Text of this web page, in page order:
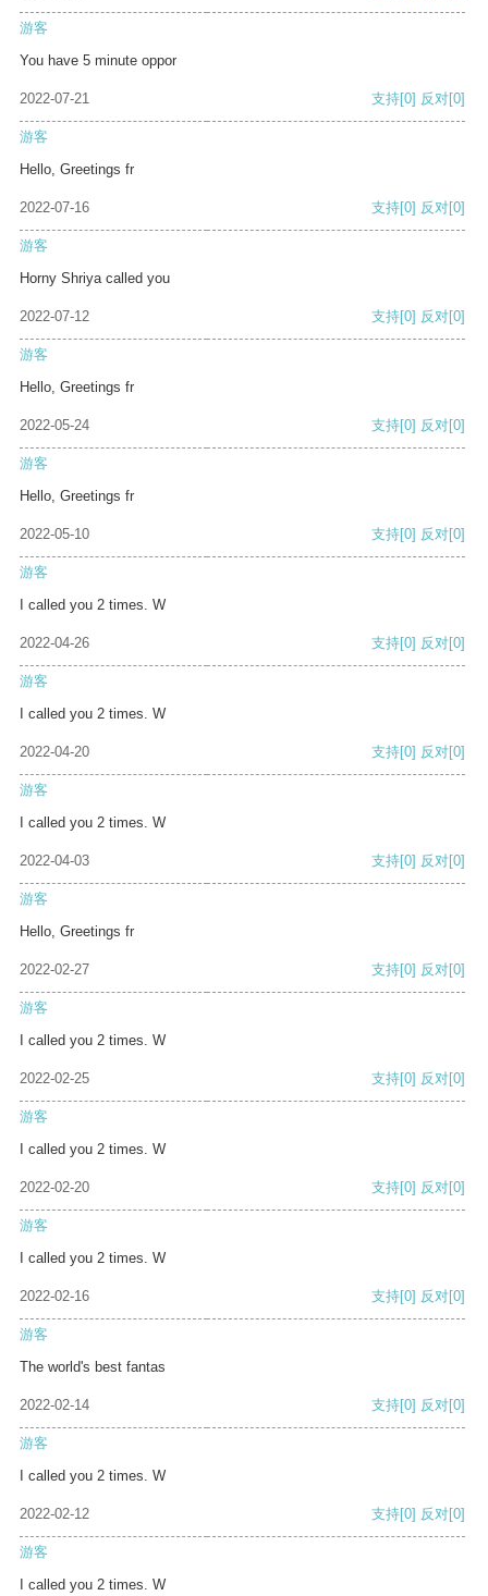
游客
You have 5 minute oppor
2022-07-21 支持[0] 反对[0]
游客
Hello, Greetings fr
2022-07-16 支持[0] 反对[0]
游客
Horny Shriya called you
2022-07-12 支持[0] 反对[0]
游客
Hello, Greetings fr
2022-05-24 支持[0] 反对[0]
游客
Hello, Greetings fr
2022-05-10 支持[0] 反对[0]
游客
I called you 2 times. W
2022-04-26 支持[0] 反对[0]
游客
I called you 2 times. W
2022-04-20 支持[0] 反对[0]
游客
I called you 2 times. W
2022-04-03 支持[0] 反对[0]
游客
Hello, Greetings fr
2022-02-27 支持[0] 反对[0]
游客
I called you 2 times. W
2022-02-25 支持[0] 反对[0]
游客
I called you 2 times. W
2022-02-20 支持[0] 反对[0]
游客
I called you 2 times. W
2022-02-16 支持[0] 反对[0]
游客
The world's best fantas
2022-02-14 支持[0] 反对[0]
游客
I called you 2 times. W
2022-02-12 支持[0] 反对[0]
游客
I called you 2 times. W